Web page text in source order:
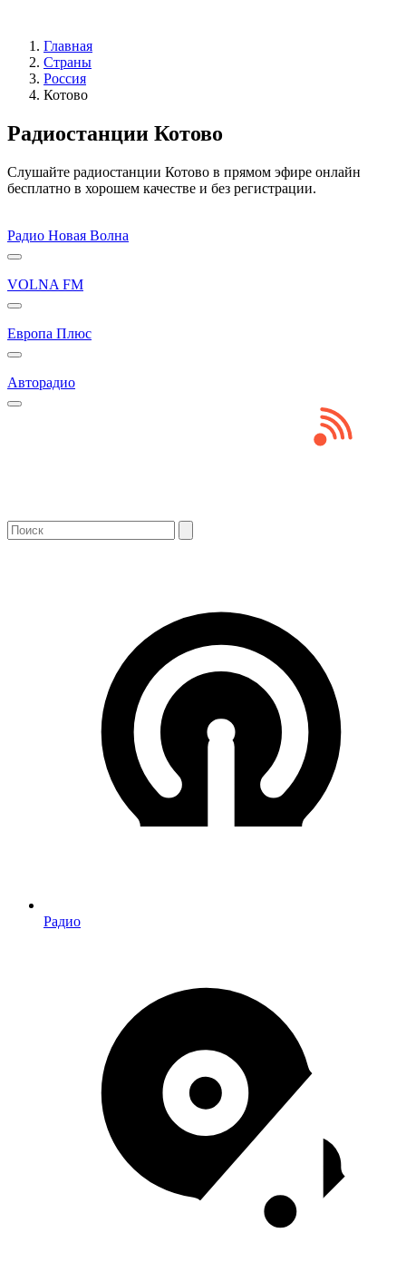
Главная
Страны
Россия
Котово
Радиостанции Котово
Слушайте радиостанции Котово в прямом эфире онлайн
бесплатно в хорошем качестве и без регистрации.
Радио Новая Волна
VOLNA FM
Европа Плюс
Авторадио
Радио